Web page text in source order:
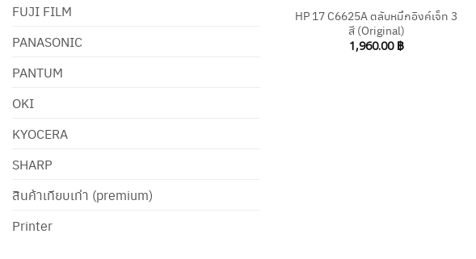
FUJI FILM
PANASONIC
PANTUM
OKI
KYOCERA
SHARP
สินค้าเทียบเท่า (premium)
Printer
HP 17 C6625A ตลับหมึกอิงค์เจ็ท 3
สี (Original)
1,960.00 ฿